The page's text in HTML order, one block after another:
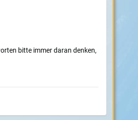
bitte immer daran denken,